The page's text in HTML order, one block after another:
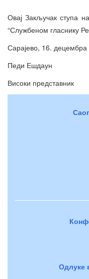
Овај Закључак ступа
“Службеном гласнику
Сарајево, 16. децембра
Педи Ешдаун
Високи представник
Одлуке